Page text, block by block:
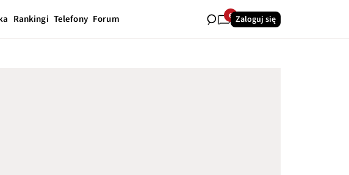
Rankingi Telefony Forum 6 Zaloguj się